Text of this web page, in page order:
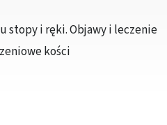
stopy i ręki. Objawy i leczenie
kości
kombinacji danych z różnych źródeł